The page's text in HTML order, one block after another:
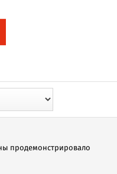
продемонстрировало